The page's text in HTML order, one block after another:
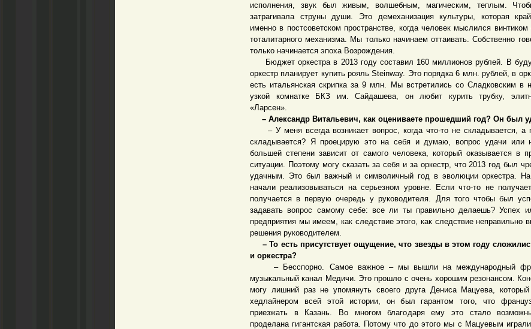
исполнения, звук был живым, волшебным, магическим, теплым.
затрагивала струны души. Это демеханизация культуры, которая
именно в постсоветском пространстве, когда человек мыслился винтиком
тоталитарного механизма. Мы только начинаем оттаивать. Собственно
только начинается эпоха Возрождения.
Бюджет оркестра в 2013 году составил 160 миллионов рублей. В
оркестр планирует купить рояль Steinway. Это порядка 6 млн. рублей, в
есть итальянская скрипка за 9 млн. Мы встретились со Сладковским в
узкой комнатке БКЗ им. Сайдашева, он любит курить трубку,
«Ларсен».
– Александр Витальевич, как оцениваете прошедший год? Он был
– У меня всегда возникает вопрос, когда что-то не складывается, а
складывается? Я проецирую это на себя и думаю, вопрос удачи или
большей степени зависит от самого человека, который оказывается в
ситуации. Поэтому могу сказать за себя и за оркестр, что 2013 год был
удачным. Это был важный и символичный год в эволюции оркестра.
начали реализовываться на серьезном уровне. Если что-то не
получается в первую очередь у руководителя. Для того чтобы был
задавать вопрос самому себе: все ли ты правильно делаешь? Успех
предприятия мы имеем, как следствие этого, как следствие неправильно
решения руководителем.
– То есть присутствует ощущение, что звезды в этом году
и оркестра?
– Бесспорно. Самое важное – мы вышли на международный
музыкальный канал Медичи. Это прошло с очень хорошим резонансом.
могу лишний раз не упомянуть своего друга Дениса Мацуева, который
хедлайнером всей этой истории, он был гарантом того, что
приезжать в Казань. Во многом благодаря ему это стало
проделана гигантская работа. Потому что до этого мы с Мацуевым